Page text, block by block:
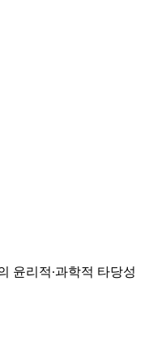
윤리적∙과학적 타당성